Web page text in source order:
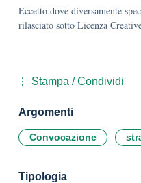
Eccetto dove diversamente
rilasciato sotto Licenza
Stampa / Condividi
Argomenti
Convocazione
Tipologia